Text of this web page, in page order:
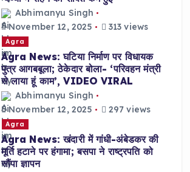
Abhimanyu Singh
November 12, 2025
313 views
Agra
Agra News: घटिया निर्माण पर विधायक
पुत्र आगबबूला; ठेकेदार बोला- ‘परिवहन मंत्री
से लाया हूं काम’, VIDEO VIRAL
Abhimanyu Singh
November 12, 2025
297 views
Agra
Agra News: खंदारी में गांधी-अंबेडकर की
मूर्ति हटाने पर हंगामा; बसपा ने राष्ट्रपति को
सौंपा ज्ञापन